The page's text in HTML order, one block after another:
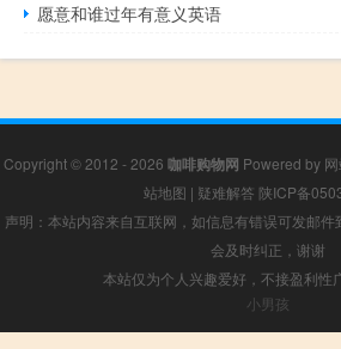
愿意和谁过年有意义英语
Copyright © 2012 - 2026 咖啡购物网 Powered by
站地图 | 疑难解答 陕ICP备
声明：本站内容来自互联网，如信息有错误可发邮
会及时纠正，谢谢
本站仅为个人兴趣爱好，不接盈利性
小男孩